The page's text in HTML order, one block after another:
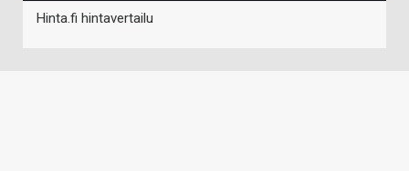
Hinta.fi hintavertailu